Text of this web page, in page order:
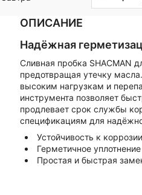
ОПИСАНИЕ
Надёжная
Сливная пробка SHACMAN
предотвращая утечку
высоким нагрузкам и
инструмента позволяет
продлевает срок службы
спецификациям для
Устойчивость к
Герметичное
Простая и быстрая